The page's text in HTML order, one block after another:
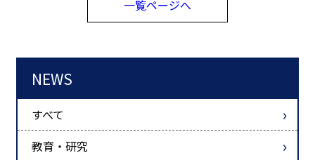
一覧ページへ
NEWS
すべて
教育・研究